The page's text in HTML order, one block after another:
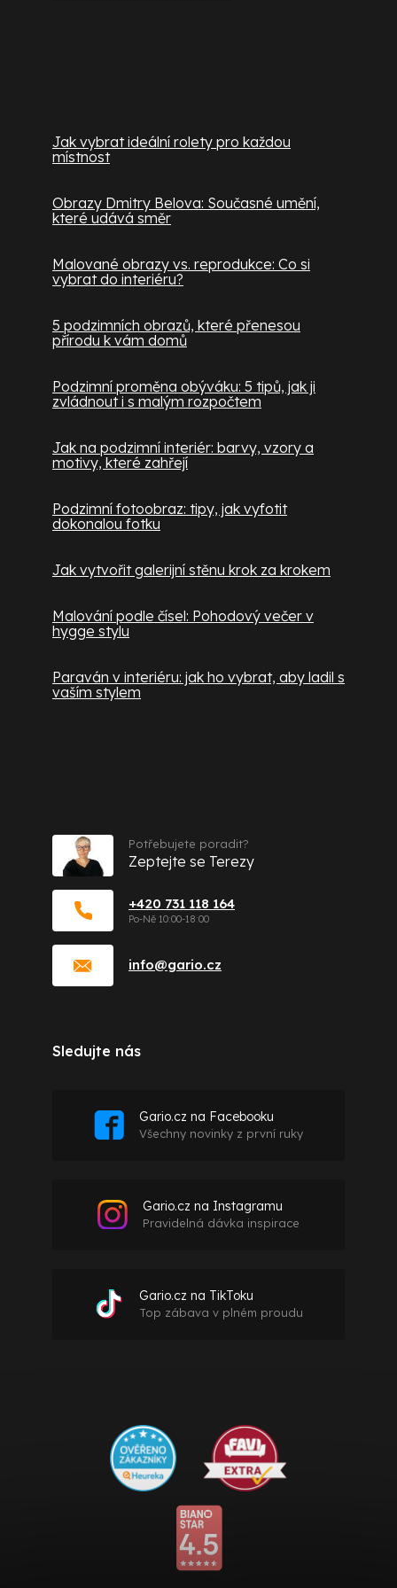
Jak vybrat ideální rolety pro každou
místnost
Obrazy Dmitry Belova: Současné umění,
které udává směr
Malované obrazy vs. reprodukce: Co si
vybrat do interiéru?
5 podzimních obrazů, které přenesou
přírodu k vám domů
Podzimní proměna obýváku: 5 tipů, jak ji
zvládnout i s malým rozpočtem
Jak na podzimní interiér: barvy, vzory a
motivy, které zahřejí
Podzimní fotoobraz: tipy, jak vyfotit
dokonalou fotku
Jak vytvořit galerijní stěnu krok za krokem
Malování podle čísel: Pohodový večer v
hygge stylu
Paraván v interiéru: jak ho vybrat, aby ladil s
vaším stylem
info@gario.cz
+420 731 118 164
Potřebujete poradit?
Zeptejte se Terezy
Sledujte nás
Gario.cz na Facebooku
Všechny novinky z první ruky
Gario.cz na Instagramu
Pravidelná dávka inspirace
Gario.cz na TikToku
Top zábava v plném proudu